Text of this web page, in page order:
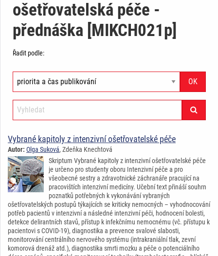
ošetřovatelská péče -
přednáška [MIKCH021p]
Řadit podle:
Vybrané kapitoly z intenzivní ošetřovatelské péče
Autor: Olga Suková, Zdeňka Knechtová
Skriptum Vybrané kapitoly z intenzivní ošetřovatelské péče
je určeno pro studenty oboru Intenzivní péče a pro
všeobecné sestry a zdravotnické záchranáře pracující na
pracovištích intenzivní medicíny. Učební text přináší souhrn
poznatků potřebných k vykonávání vybraných
ošetřovatelských postupů týkajících se kriticky nemocných – vyhodnocování
potřeb pacientů v intenzivní a následné intenzivní péči, hodnocení bolesti,
detekce delirantních stavů, přístup k infekčnímu nemocnému (vč. přístupu k
pacientovi s COVID-19), diagnostika a prevence svalové slabosti,
monitorování centrálního nervového systému (intrakraniální tlak, zevní
komorová drenáž atd.), diagnostika smrti mozku a péče o potenciálního